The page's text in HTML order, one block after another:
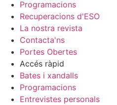
Programacions
Recuperacions d'ESO
La nostra revista
Contacta'ns
Portes Obertes
Accés ràpid
Bates i xandalls
Programacions
Entrevistes personals